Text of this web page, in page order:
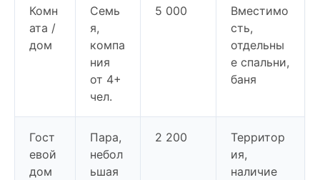
Комн
ата /
дом
Семь
я,
компа
ния
от 4+
чел.
5 000
Вместимо
сть,
отдельны
е спальни,
баня
Гост
евой
дом
Пара,
небол
ьшая
2 200
Территор
ия,
наличие